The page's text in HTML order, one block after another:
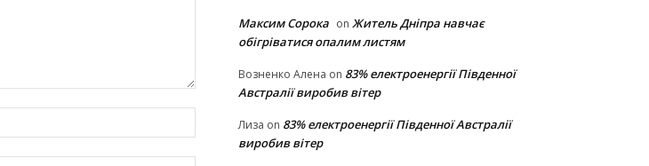
Максим Сорока on Житель Дніпра навчає
обігріватися опалим листям
Возненко Алена on 83% електроенергії Південної
Австралії виробив вітер
Лиза on 83% електроенергії Південної Австралії
виробив вітер